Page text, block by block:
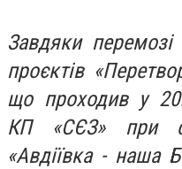
Завдяки перемозі
проєктів
що проходив у
КП «СЄЗ» при
«Авдіївка - наша